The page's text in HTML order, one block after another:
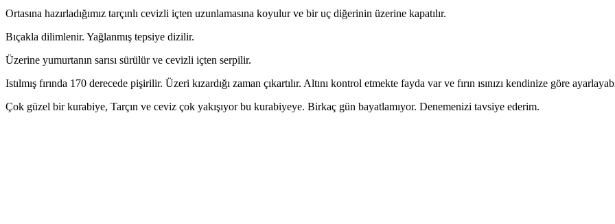
Ortasına hazırladığımız tarçınlı cevizli içten uzunlamasına koyulur ve bir uç diğerinin üzerine kapatılır.
Bıçakla dilimlenir. Yağlanmış tepsiye dizilir.
Üzerine yumurtanın sarısı sürülür ve cevizli içten serpilir.
Istılmış fırında 170 derecede pişirilir. Üzeri kızardığı zaman çıkartılır. Altını kontrol etmekte fayda var ve fırın ısınızı kendinize göre
Çok güzel bir kurabiye, Tarçın ve ceviz çok yakışıyor bu kurabiyeye. Birkaç gün bayatlamıyor. Denemenizi tavsiye ederim.